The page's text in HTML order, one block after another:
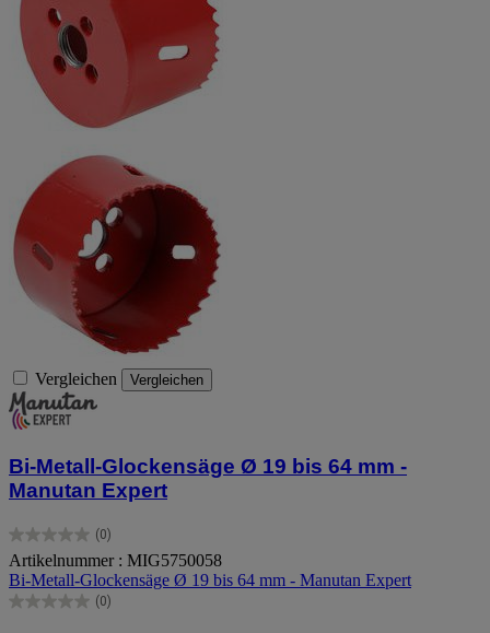
Vergleichen Vergleichen
Bi-Metall-Glockensäge Ø 19 bis 64 mm -
Manutan Expert
(0)
0.0
von
5
Sternen.
Artikelnummer : MIG5750058
Bi-Metall-Glockensäge Ø 19 bis 64 mm - Manutan Expert
(0)
0.0